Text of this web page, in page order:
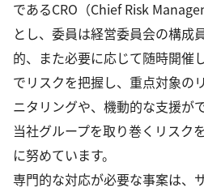
であるCRO（Chief Risk
とし、委員は経営委員会の構成
的、また必要に応じて随時開催
でリスクを把握し、重点対象の
ニタリングや、機動的な支援が
当社グループを取り巻くリスク
に努めています。
専門的な対応が必要な事案は、